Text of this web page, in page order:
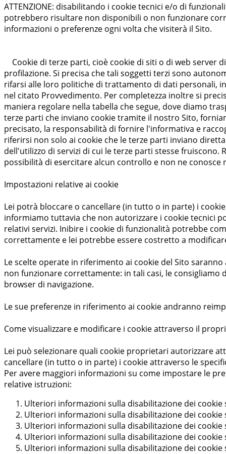
ATTENZIONE: disabilitando i cookie tecnici e/o di
potrebbero risultare non disponibili o non funzionare
informazioni o preferenze ogni volta che visiterà il Sito.
Cookie di terze parti, cioè cookie di siti o di web server
profilazione. Si precisa che tali soggetti terzi sono
rifarsi alle loro politiche di trattamento di dati personali,
nel citato Provvedimento. Per completezza inoltre si
maniera regolare nella tabella che segue, dove diamo
terze parti che inviano cookie tramite il nostro Sito,
precisato, la responsabilità di fornire l'informativa e
riferirsi non solo ai cookie che le terze parti inviano
dell'utilizzo di servizi di cui le terze parti stesse
possibilità di esercitare alcun controllo e non ne conosce
Impostazioni relative ai cookie
Lei potrà bloccare o cancellare (in tutto o in parte) i
informiamo tuttavia che non autorizzare i cookie tecnici
relativi servizi. Inibire i cookie di funzionalità potrebbe
correttamente e lei potrebbe essere costretto a
Le scelte operate in riferimento ai cookie del Sito
non funzionare correttamente: in tali casi, le
browser di navigazione.
Le sue preferenze in riferimento ai cookie andranno
Come visualizzare e modificare i cookie attraverso il
Lei può selezionare quali cookie proprietari autorizzare
cancellare (in tutto o in parte) i cookie attraverso le
Per avere maggiori informazioni su come impostare le
relative istruzioni:
Ulteriori informazioni sulla disabilitazione dei cookie
Ulteriori informazioni sulla disabilitazione dei cookie
Ulteriori informazioni sulla disabilitazione dei cookie
Ulteriori informazioni sulla disabilitazione dei cookie
Ulteriori informazioni sulla disabilitazione dei cookie